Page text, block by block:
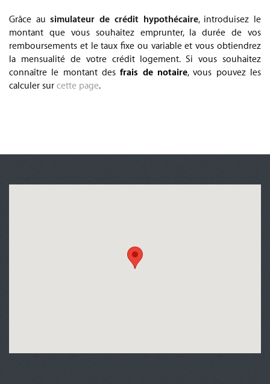
Grâce ausimulateur de crédit hypothécaire, introduisez le
montant que vous souhaitez emprunter, la durée de vos
remboursements et le taux fixe ou variable et vous obtiendrez
la mensualité de votre crédit logement. Si vous souhaitez
connaître le montant des frais de notaire, vous pouvez les
calculer sur cette page.